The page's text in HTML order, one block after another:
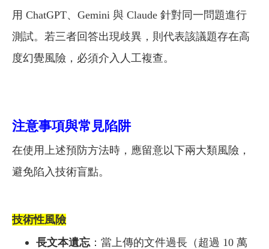
用 ChatGPT、Gemini 與 Claude 針對同一問題進行
測試。若三者回答出現歧異，則代表該議題存在高
度幻覺風險，必須介入人工複查。
注意事項與常見陷阱
在使用上述預防方法時，應留意以下兩大類風險，
避免陷入技術盲點。
技術性風險
長文本遺忘 ：當上傳的文件過長（超過 10 萬